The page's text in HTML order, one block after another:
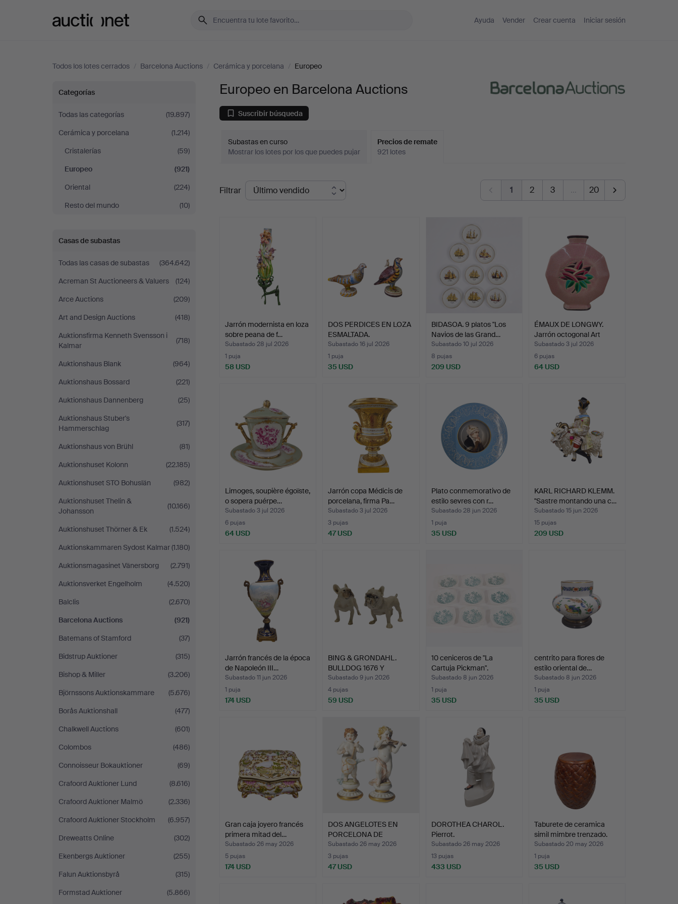
Ayuda Vender Crear cuenta Iniciar sesión
Todos los lotes cerrados / Barcelona Auctions / Cerámica y porcelana / Europeo
Europeo
en
Barcelona
Auctions
Categorías
Todas las categorías
(19.897)
Cerámica y porcelana
(1.214)
Cristalerías
(59)
Europeo
(921)
Oriental
(224)
Resto del mundo
(10)
Casas de subastas
Todas las casas de subastas
(364.642)
Acreman St Auctioneers & Valuers
(124)
Arce Auctions
(209)
Art and Design Auctions
(418)
Auktionsfirma Kenneth Svensson i
Kalmar
(718)
Auktionshaus Blank
(964)
Auktionshaus Bossard
(221)
Auktionshaus Dannenberg
(25)
Auktionshaus Stuber's
Hammerschlag
(317)
Auktionshaus von Brühl
(81)
Auktionshuset Kolonn
(22.185)
Auktionshuset STO Bohuslän
(982)
Auktionshuset Thelin &
Johansson
(10.166)
Auktionshuset Thörner & Ek
(1.524)
Auktionskammaren Sydost Kalmar(1.180)
Auktionsmagasinet Vänersborg
(2.791)
Auktionsverket Engelholm
(4.520)
Balclis
(2.670)
Barcelona Auctions
(921)
Batemans of Stamford
(37)
Bidstrup Auktioner
(315)
Bishop & Miller
(3.206)
Björnssons Auktionskammare
(5.676)
Borås Auktionshall
(477)
Chalkwell Auctions
(601)
Colombos
(486)
Connoisseur Bokauktioner
(69)
Crafoord Auktioner Lund
(8.616)
Crafoord Auktioner Malmö
(2.336)
Crafoord Auktioner Stockholm
(6.957)
Dreweatts Online
(302)
Ekenbergs Auktioner
(255)
Falun Auktionsbyrå
(315)
Formstad Auktioner
(5.866)
Europeo en Barcelona Auctions
Suscribir búsqueda
Subastas en curso
Mostrar los lotes por los que puedes pujar
Precios de remate
921 lotes
Precios
de
Filtrar 1 2 3 … 20
Jarrón modernista en loza
sobre peana de f…
Subastado 28 jul 2026
1 puja
58 USD
DOS PERDICES EN LOZA
ESMALTADA.
Subastado 16 jul 2026
1 puja
35 USD
BIDASOA. 9 platos "Los
Navios de las Grand…
Subastado 10 jul 2026
8 pujas
209 USD
ÉMAUX DE LONGWY.
Jarrón octogonal Art
Déco…
Subastado 3 jul 2026
6 pujas
64 USD
Limoges, soupière égoïste,
o sopera puérpe…
Subastado 3 jul 2026
6 pujas
64 USD
Jarrón copa Médicis de
porcelana, firma Pa…
Subastado 3 jul 2026
3 pujas
47 USD
Plato conmemorativo de
estilo sevres con r…
Subastado 28 jun 2026
1 puja
35 USD
KARL RICHARD KLEMM.
"Sastre montando una c…
Subastado 15 jun 2026
15 pujas
209 USD
Jarrón francés de la época
de Napoleón III…
Subastado 11 jun 2026
1 puja
174 USD
BING & GRONDAHL.
BULLDOG 1676 Y
BULLDOG FR…
Subastado 9 jun 2026
4 pujas
59 USD
10 ceniceros de "La
Cartuja Pickman".
Subastado 8 jun 2026
1 puja
35 USD
centrito para flores de
estilo oriental de…
Subastado 8 jun 2026
1 puja
35 USD
Gran caja joyero francés
primera mitad del…
Subastado 26 may 2026
5 pujas
174 USD
DOS ANGELOTES EN
PORCELONA DE
CAPODIMONTE.
Subastado 26 may 2026
3 pujas
47 USD
DOROTHEA CHAROL.
Pierrot.
Subastado 26 may 2026
13 pujas
433 USD
Taburete de ceramica
simil mimbre trenzado.
Subastado 20 may 2026
1 puja
35 USD